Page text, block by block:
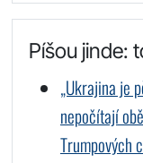
Píšou jinde:
„Ukrajina je
nepočítají
Trumpových